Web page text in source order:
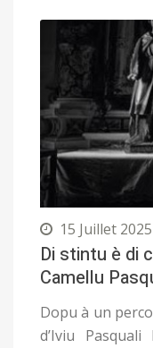
15 Juillet 2025
Di stintu è di
Camellu
Dopu à un
d’Iviu